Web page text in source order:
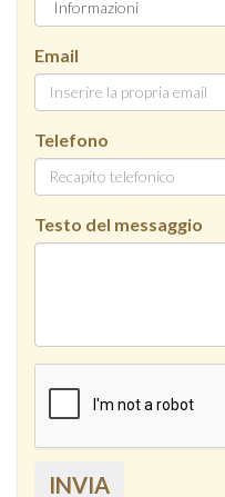
Email
Telefono
Testo del messaggio
INVIA